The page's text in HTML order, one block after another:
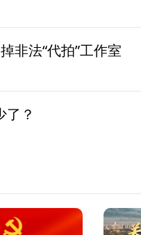
非法“代拍”工作室
了？